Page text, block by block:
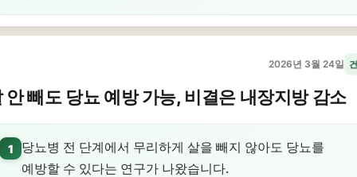
2026년 3월 24일
안 빼도 당뇨 예방 가능, 비결은 내장지방 감소
1
당뇨병 전 단계에서 무리하게 살을 빼지 않아도 당뇨를
예방할 수 있다는 연구가 나왔습니다.